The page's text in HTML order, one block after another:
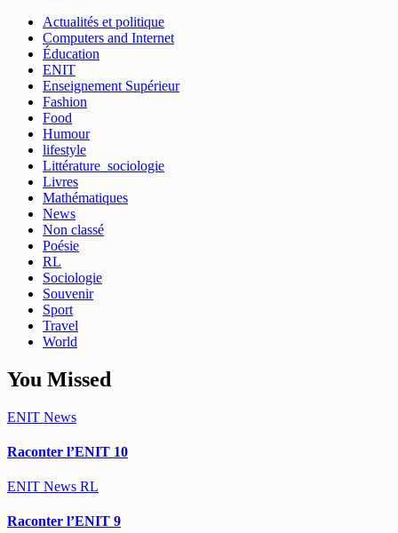
Actualités et politique
Computers and Internet
Éducation
ENIT
Enseignement Supérieur
Fashion
Food
Humour
lifestyle
Littérature_sociologie
Livres
Mathématiques
News
Non classé
Poésie
RL
Sociologie
Souvenir
Sport
Travel
World
You Missed
ENIT News
Raconter l’ENIT 10
ENIT News RL
Raconter l’ENIT 9